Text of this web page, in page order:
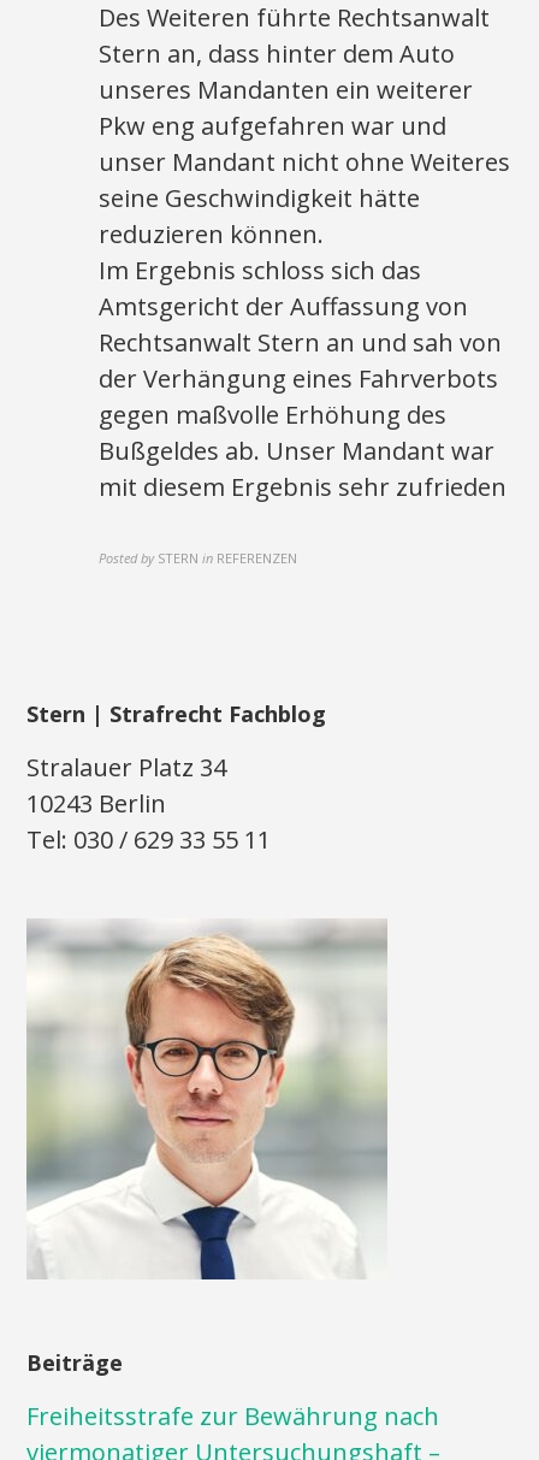
Des Weiteren führte Rechtsanwalt
Stern an, dass hinter dem Auto
unseres Mandanten ein weiterer
Pkw eng aufgefahren war und
unser Mandant nicht ohne Weiteres
seine Geschwindigkeit hätte
reduzieren können.
Im Ergebnis schloss sich das
Amtsgericht der Auffassung von
Rechtsanwalt Stern an und sah von
der Verhängung eines Fahrverbots
gegen maßvolle Erhöhung des
Bußgeldes ab. Unser Mandant war
mit diesem Ergebnis sehr zufrieden
Posted by STERN in REFERENZEN
Stern | Strafrecht Fachblog
Stralauer Platz 34
10243 Berlin
Tel: 030 / 629 33 55 11
Beiträge
Freiheitsstrafe zur Bewährung nach
viermonatiger Untersuchungshaft –